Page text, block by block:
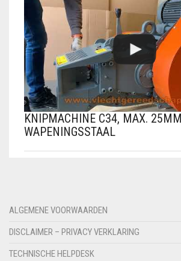
KNIPMACHINE C34, MAX. 25MM
WAPENINGSSTAAL
ALGEMENE VOORWAARDEN
DISCLAIMER – PRIVACY VERKLARING
TECHNISCHE HELPDESK